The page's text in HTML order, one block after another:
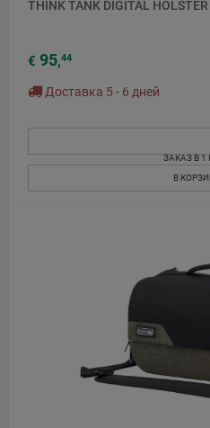
THINK TANK DIGITAL
€ 95,44
Доставка 5 - 6 дней
ЗАКАЗ В 1
В